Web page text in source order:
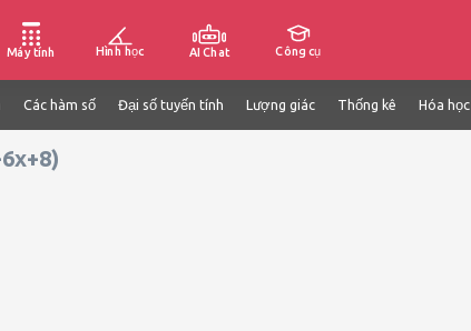
Máy tính Hình học AI Chat Công cụ
Các hàm số Đại số tuyến tính Lượng giác Thống kê Hóa học